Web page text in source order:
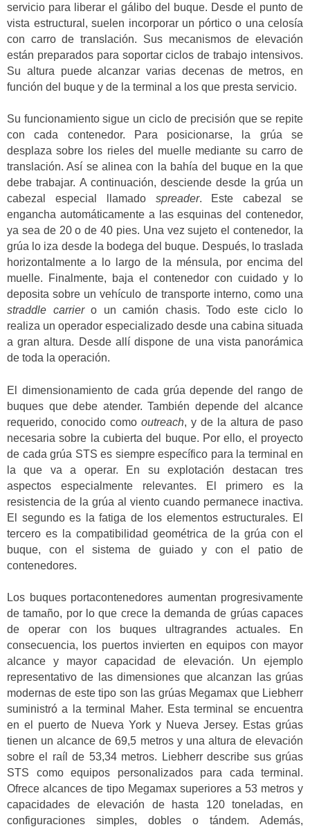
servicio para liberar el gálibo del buque. Desde el punto de
vista estructural, suelen incorporar un pórtico o una celosía
con carro de translación. Sus mecanismos de elevación
están preparados para soportar ciclos de trabajo intensivos.
Su altura puede alcanzar varias decenas de metros, en
función del buque y de la terminal a los que presta servicio.
Su funcionamiento sigue un ciclo de precisión que se repite
con cada contenedor. Para posicionarse, la grúa se
desplaza sobre los rieles del muelle mediante su carro de
translación. Así se alinea con la bahía del buque en la que
debe trabajar. A continuación, desciende desde la grúa un
cabezal especial llamado spreader. Este cabezal se
engancha automáticamente a las esquinas del contenedor,
ya sea de 20 o de 40 pies. Una vez sujeto el contenedor, la
grúa lo iza desde la bodega del buque. Después, lo traslada
horizontalmente a lo largo de la ménsula, por encima del
muelle. Finalmente, baja el contenedor con cuidado y lo
deposita sobre un vehículo de transporte interno, como una
straddle carriero un camión chasis. Todo este ciclo lo
realiza un operador especializado desde una cabina situada
a gran altura. Desde allí dispone de una vista panorámica
de toda la operación.
El dimensionamiento de cada grúa depende del rango de
buques que debe atender. También depende del alcance
requerido, conocido como outreach, y de la altura de paso
necesaria sobre la cubierta del buque. Por ello, el proyecto
de cada grúa STS es siempre específico para la terminal en
la que va a operar. En su explotación destacan tres
aspectos especialmente relevantes. El primero es la
resistencia de la grúa al viento cuando permanece inactiva.
El segundo es la fatiga de los elementos estructurales. El
tercero es la compatibilidad geométrica de la grúa con el
buque, con el sistema de guiado y con el patio de
contenedores.
Los buques portacontenedores aumentan progresivamente
de tamaño, por lo que crece la demanda de grúas capaces
de operar con los buques ultragrandes actuales. En
consecuencia, los puertos invierten en equipos con mayor
alcance y mayor capacidad de elevación. Un ejemplo
representativo de las dimensiones que alcanzan las grúas
modernas de este tipo son las grúas Megamax que Liebherr
suministró a la terminal Maher. Esta terminal se encuentra
en el puerto de Nueva York y Nueva Jersey. Estas grúas
tienen un alcance de 69,5 metros y una altura de elevación
sobre el raíl de 53,34 metros. Liebherr describe sus grúas
STS como equipos personalizados para cada terminal.
Ofrece alcances de tipo Megamax superiores a 53 metros y
capacidades de elevación de hasta 120 toneladas, en
configuraciones simples, dobles o tándem. Además,